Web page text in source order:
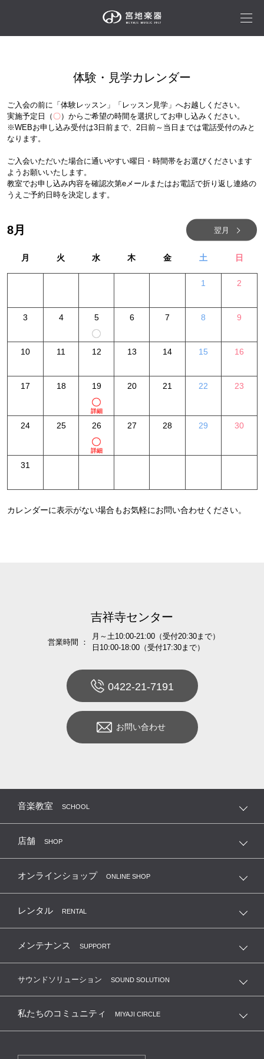
体験・見学カレンダー
ご入会の前に「体験レッスン」「レッスン見学」へお越しください。
実施予定日（ 〇）からご希望の時間を選択してお申し込みください。
※WEBお申し込み受付は3日前まで、2日前～当日までは電話受付のみと
なります。
ご入会いただいた場合に通いやすい曜日・時間帯をお選びくださいます
ようお願いいたします。
教室でお申し込み内容を確認次第eメールまたはお電話で折り返し連絡の
うえご予約日時を決定します。
8月 翌月
月 火 水 木 金 土 日
1 2
3 4 5 6 7 8 9
10 11 12 13 14 15 16
17 18 19
詳細
20 21 22 23
24 25 26
詳細
27 28 29 30
31
カレンダーに表示がない場合もお気軽にお問い合わせください。
吉祥寺センター
営業時間 ：
月～土10:00-21:00（受付20:30まで）
日10:00-18:00（受付17:30まで）
0422-21-7191
お問い合わせ
音楽教室 SCHOOL
店舗 SHOP
オンラインショップ ONLINE SHOP
レンタル RENTAL
メンテナンス SUPPORT
サウンドソリューション SOUND SOLUTION
私たちのコミュニティ MIYAJI CIRCLE